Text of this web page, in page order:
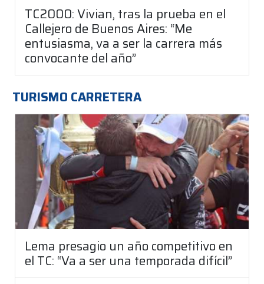
TC2000: Vivian, tras la prueba en el
Callejero de Buenos Aires: “Me
entusiasma, va a ser la carrera más
convocante del año”
TURISMO CARRETERA
Lema presagio un año competitivo en
el TC: “Va a ser una temporada difícil”